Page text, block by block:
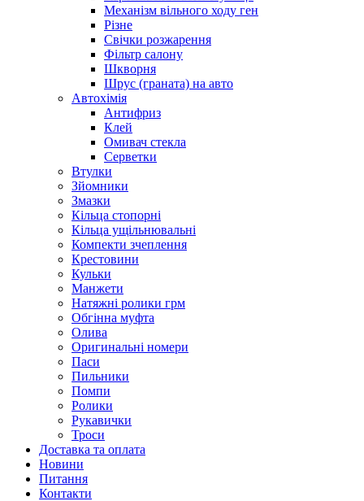
Механізм вільного ходу ген
Різне
Свічки розжарення
Фільтр салону
Шкворня
Шрус (граната) на авто
Автохімія
Антифриз
Клей
Омивач стекла
Серветки
Втулки
Зйомники
Змазки
Кільца стопорні
Кільца ущільнювальні
Компекти зчеплення
Крестовини
Кульки
Манжети
Натяжні ролики грм
Обгінна муфта
Олива
Оригинальні номери
Паси
Пильники
Помпи
Ролики
Рукавички
Троси
Доставка та оплата
Новини
Питання
Контакти